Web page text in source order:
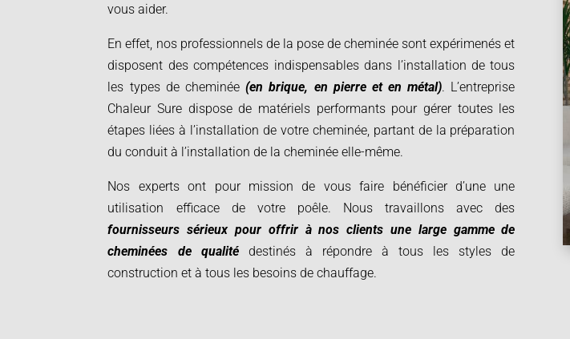
vous aider.
En effet, nos professionnels de la pose de cheminée sont expérimenés et
disposent des compétences indispensables dans l’installation de tous
les types de cheminée(en brique, en pierre et en métal). L’entreprise
Chaleur Sure dispose de matériels performants pour gérer toutes les
étapes liées à l’installation de votre cheminée, partant de la préparation
du conduit à l’installation de la cheminée elle-même.
Nos experts ont pour mission de vous faire bénéficier d’une une
utilisation efficace de votre poêle. Nous travaillons avec des
fournisseurs sérieux pour offrir à nos clients une large gamme de
cheminées de qualitédestinés à répondre à tous les styles de
construction et à tous les besoins de chauffage.